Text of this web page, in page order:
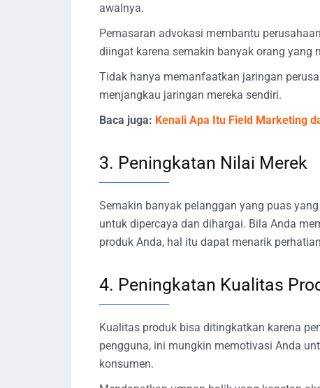
awalnya.
Pemasaran advokasi membantu
diingat karena semakin banyak orang yang
Tidak hanya memanfaatkan jaringan
menjangkau jaringan mereka sendiri.
Baca juga: Kenali Apa Itu Field Marketing
3. Peningkatan Nilai Merek
Semakin banyak pelanggan yang puas
untuk dipercaya dan dihargai. Bila Anda
produk Anda, hal itu dapat menarik
4. Peningkatan Kualitas
Kualitas produk bisa ditingkatkan karena
pengguna, ini mungkin memotivasi Anda
konsumen.